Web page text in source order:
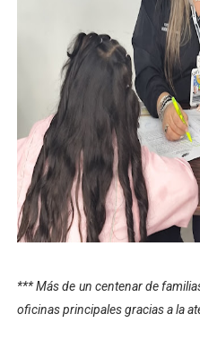
Campo Elías consolida
Fundecem inició con
El Lactario del Iahula
Plan Vacacional
Iniciación al yoga reúne
Mincomunas impulsa el
Dictan MasterClass en
*** Más de un centenar de
oficinas principales gracias a la